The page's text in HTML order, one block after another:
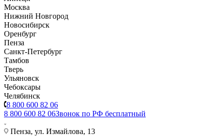
Москва
Нижний Новгород
Новосибирск
Оренбург
Пенза
Санкт-Петербург
Тамбов
Тверь
Ульяновск
Чебоксары
Челябинск
8 800 600 82 06
8 800 600 82 06Звонок по РФ бесплатный
Пенза, ул. Измайлова, 13